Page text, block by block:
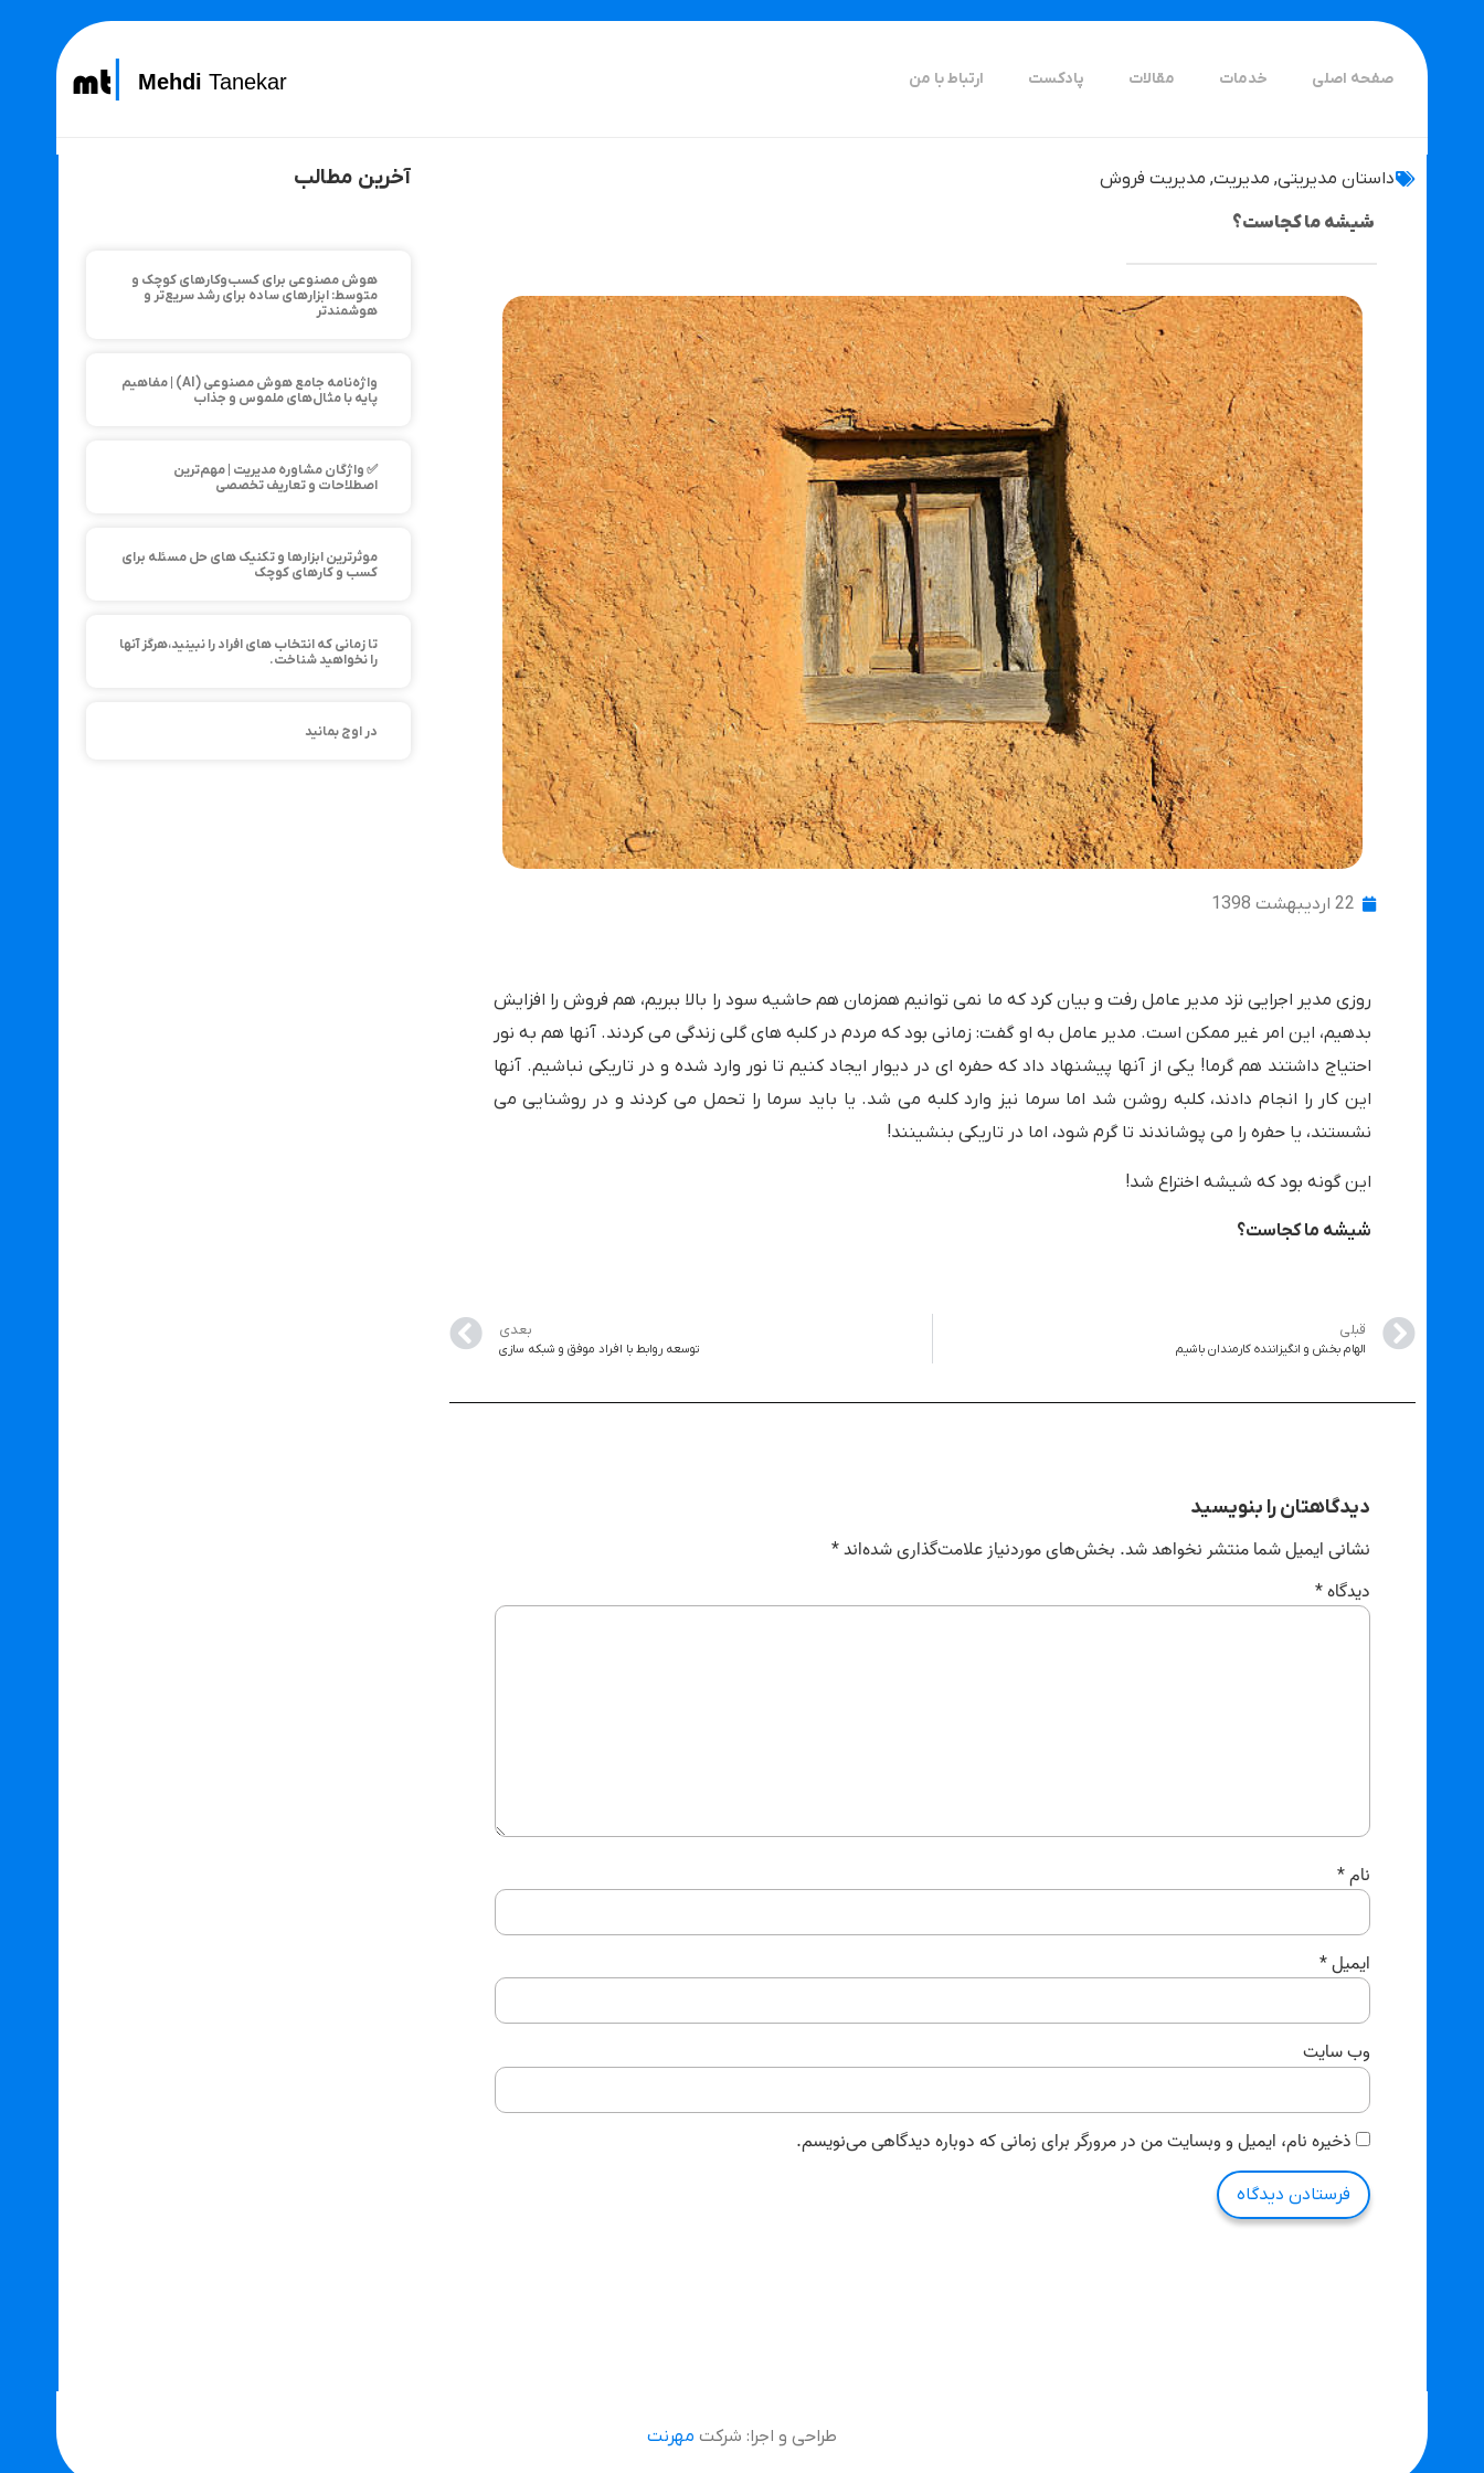
صفحه اصلی خدمات مقالات پادکست ارتباط با من Mehdi Tanekar
داستان مدیریتی, مدیریت, مدیریت فروش
شیشه ما کجاست؟
22 اردیبهشت 1398
روزی مدیر اجرایی نزد مدیر عامل رفت و بیان کرد که ما نمی توانیم همزمان هم حاشیه سود را بالا ببریم، هم فروش را افزایش
بدهیم، این امر غیر ممکن است. مدیر عامل به او گفت: زمانی بود که مردم در کلبه های گلی زندگی می کردند. آنها هم به نور
احتیاج داشتند هم گرما! یکی از آنها پیشنهاد داد که حفره ای در دیوار ایجاد کنیم تا نور وارد شده و در تاریکی نباشیم. آنها
این کار را انجام دادند، کلبه روشن شد اما سرما نیز وارد کلبه می شد. یا باید سرما را تحمل می کردند و در روشنایی می
نشستند، یا حفره را می پوشاندند تا گرم شود، اما در تاریکی بنشینند!
این گونه بود که شیشه اختراع شد!
شیشه ما کجاست؟
قبلی
الهام بخش و انگیزاننده کارمندان باشیم
بعدی
توسعه روابط با افراد موفق و شبکه سازی
دیدگاهتان را بنویسید
نشانی ایمیل شما منتشر نخواهد شد. بخش‌های موردنیاز علامت‌گذاری شده‌اند*
دیدگاه*
نام*
ایمیل*
وب‌ سایت
ذخیره نام، ایمیل و وبسایت من در مرورگر برای زمانی که دوباره دیدگاهی می‌نویسم.
آخرین مطالب
هوش مصنوعی برای کسب‌وکارهای کوچک و
متوسط: ابزارهای ساده برای رشد سریع‌تر و
هوشمندتر
واژه‌نامه جامع هوش مصنوعی (AI) | مفاهیم
پایه با مثال‌های ملموس و جذاب
✅ واژگان مشاوره مدیریت | مهم‌ترین
اصطلاحات و تعاریف تخصصی
موثرترین ابزارها و تکنیک های حل مسئله برای
کسب و کارهای کوچک
تا زمانی که انتخاب های افراد را نبینید،هرگز آنها
را نخواهید شناخت.
در اوج بمانید
طراحی و اجرا: شرکت مهرنت